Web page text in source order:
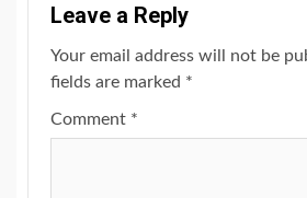
Leave a Reply
Your email address will not be
fields are marked *
Comment *